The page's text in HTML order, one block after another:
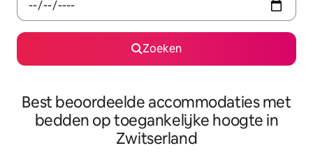
Zoeken
Best beoordeelde accommodaties met
bedden op toegankelijke hoogte in
Zwitserland